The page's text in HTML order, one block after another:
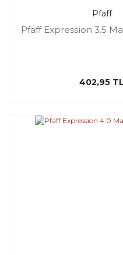
Pfaff
Pfaff Expression 3.5
402,95 TL